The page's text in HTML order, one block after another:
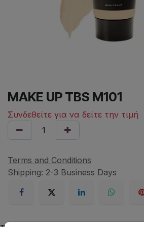
MAKE UP TBS M101
Συνδεθείτε για να δείτε την τιμή
Terms and Conditions
Shipping: 2-3 Business Days